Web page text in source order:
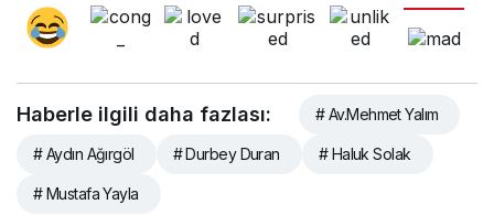
Haberle ilgili daha fazlası: # Av.Mehmet Yalım
# Aydın Ağırgöl # Durbey Duran # Haluk Solak
# Mustafa Yayla